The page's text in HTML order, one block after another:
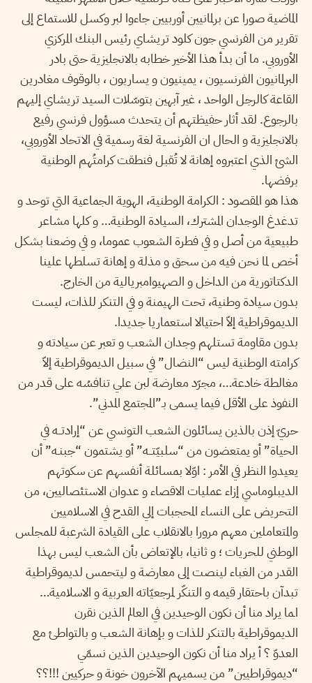
الماضية صورا عن برلمانيين أوربيين جاءوا لبر وكسل للاستماع إلى
تقرير من الفرنسي جون كلود تريشاي رئيس البنك المركزي
الأوروبي. ما أن بدأ هذا الأخير خطابه بالانجليزية حتى بادر
البرلمانيون الفرنسيون ، يمينيون و يساريون ، بالوقوف مغادرين
القاعة كالرجل الواحد ، غير آبهين بتوسّلات السيد تريشاي إليهم
بالرجوع. لقد أثار حفيظتهم أن يتحدث مسؤول فرنسي رفيع
بالانجليزية و الحال ان الفرنسية لغة رسمية في الاتحاد الأوروبي،
الشئ الذي اعتبروه إهانة لا تُقبل فنطقت كرامتُهم الوطنية
برفضها.
هذا هو المقصود : الكرامة الوطنية، الهوية الجماعية التي توحد و
تدغدغ الوجدان المشترك، السيادة الوطنية… و كلها مشاعر
طبيعية من أصل و في فطرة الشعوب عموما، و في وضعنا بشكل
أخص لما نحن فيه من سحق و مذلة و إهانة تسلطها علينا
الدكتاتورية من الداخل و الصهيوامبريالية من الخارج.
بدون سيادة وطنية، تحت الهيمنة و في التنكر للذات، ليست
الديموقراطية إلاّ احتيالا استعماريا جديدا.
بدون مقاومة تستلهم وجدان الشعب و تعبر عن سيادته و
كرامته الوطنية ليس “النضال” في سبيل الديموقراطية إلاّ
مغالطة خادعة…، مجرّد معارضة لبن علي تنافسُه على قدر من
النفوذ على الأقل فيما يسمى بـ”المجتمع المدني”.
حريّ إذن بالذين يسائلون الشعب التونسي عن “إرادتــه في
الحياة” أو يمتعضون من “سلبيّتــه” أو يشتمون “جبنـه” أن
يعيدوا النظر في الأمر : اوّلا بمسائلة أنفسهم عن سكوتهم
الديبلوماسي إزاء عمليات الاقصاء و عدوان الاستئصاليين، من
التحريض على النساء المحجبات إلي القدح في الاسلاميين
والمتعاملين معهم مرورا بالانقلاب على القيادة الشرعبة للمجلس
الوطني للحريات ؛ و ثانيا، بالإتعاض بأن الشعب ليس بهذا
القدر من الغباء لينصت إلى معارضة و ليتحمس لديموقراطية
تبدآن باحتقار قيمه و التنكّر لمرجعيّاته العربية و الاسلامية…
اـما يراد منا أن نكون الوحيدين في العالم الذين نقرن
الديموقراطية بالتنكر للذات و بإهانة الشعب و بالتواطئ مع
العدوّ ؟ أ يراد منا أن نكون الوحيدين الذين نسمّي
“ديموقراطيين” من يسميهم الآخرون خونة و حركيين !!!؟؟